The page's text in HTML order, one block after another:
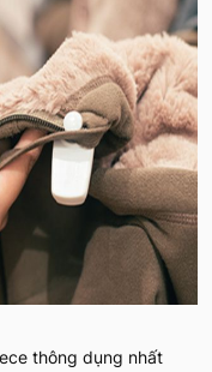
thông dụng nhất